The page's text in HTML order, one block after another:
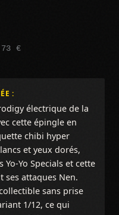
€
:
électrique de la
cette épingle en
chibi hyper
et yeux dorés,
Yo Specials et cette
attaques Nen.
sans prise
1/12, ce qui